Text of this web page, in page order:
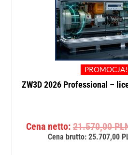
PROMOCJA!
ZW3D 2026 Professional –
Cena netto:21.570,00
Cena brutto:25.707,00